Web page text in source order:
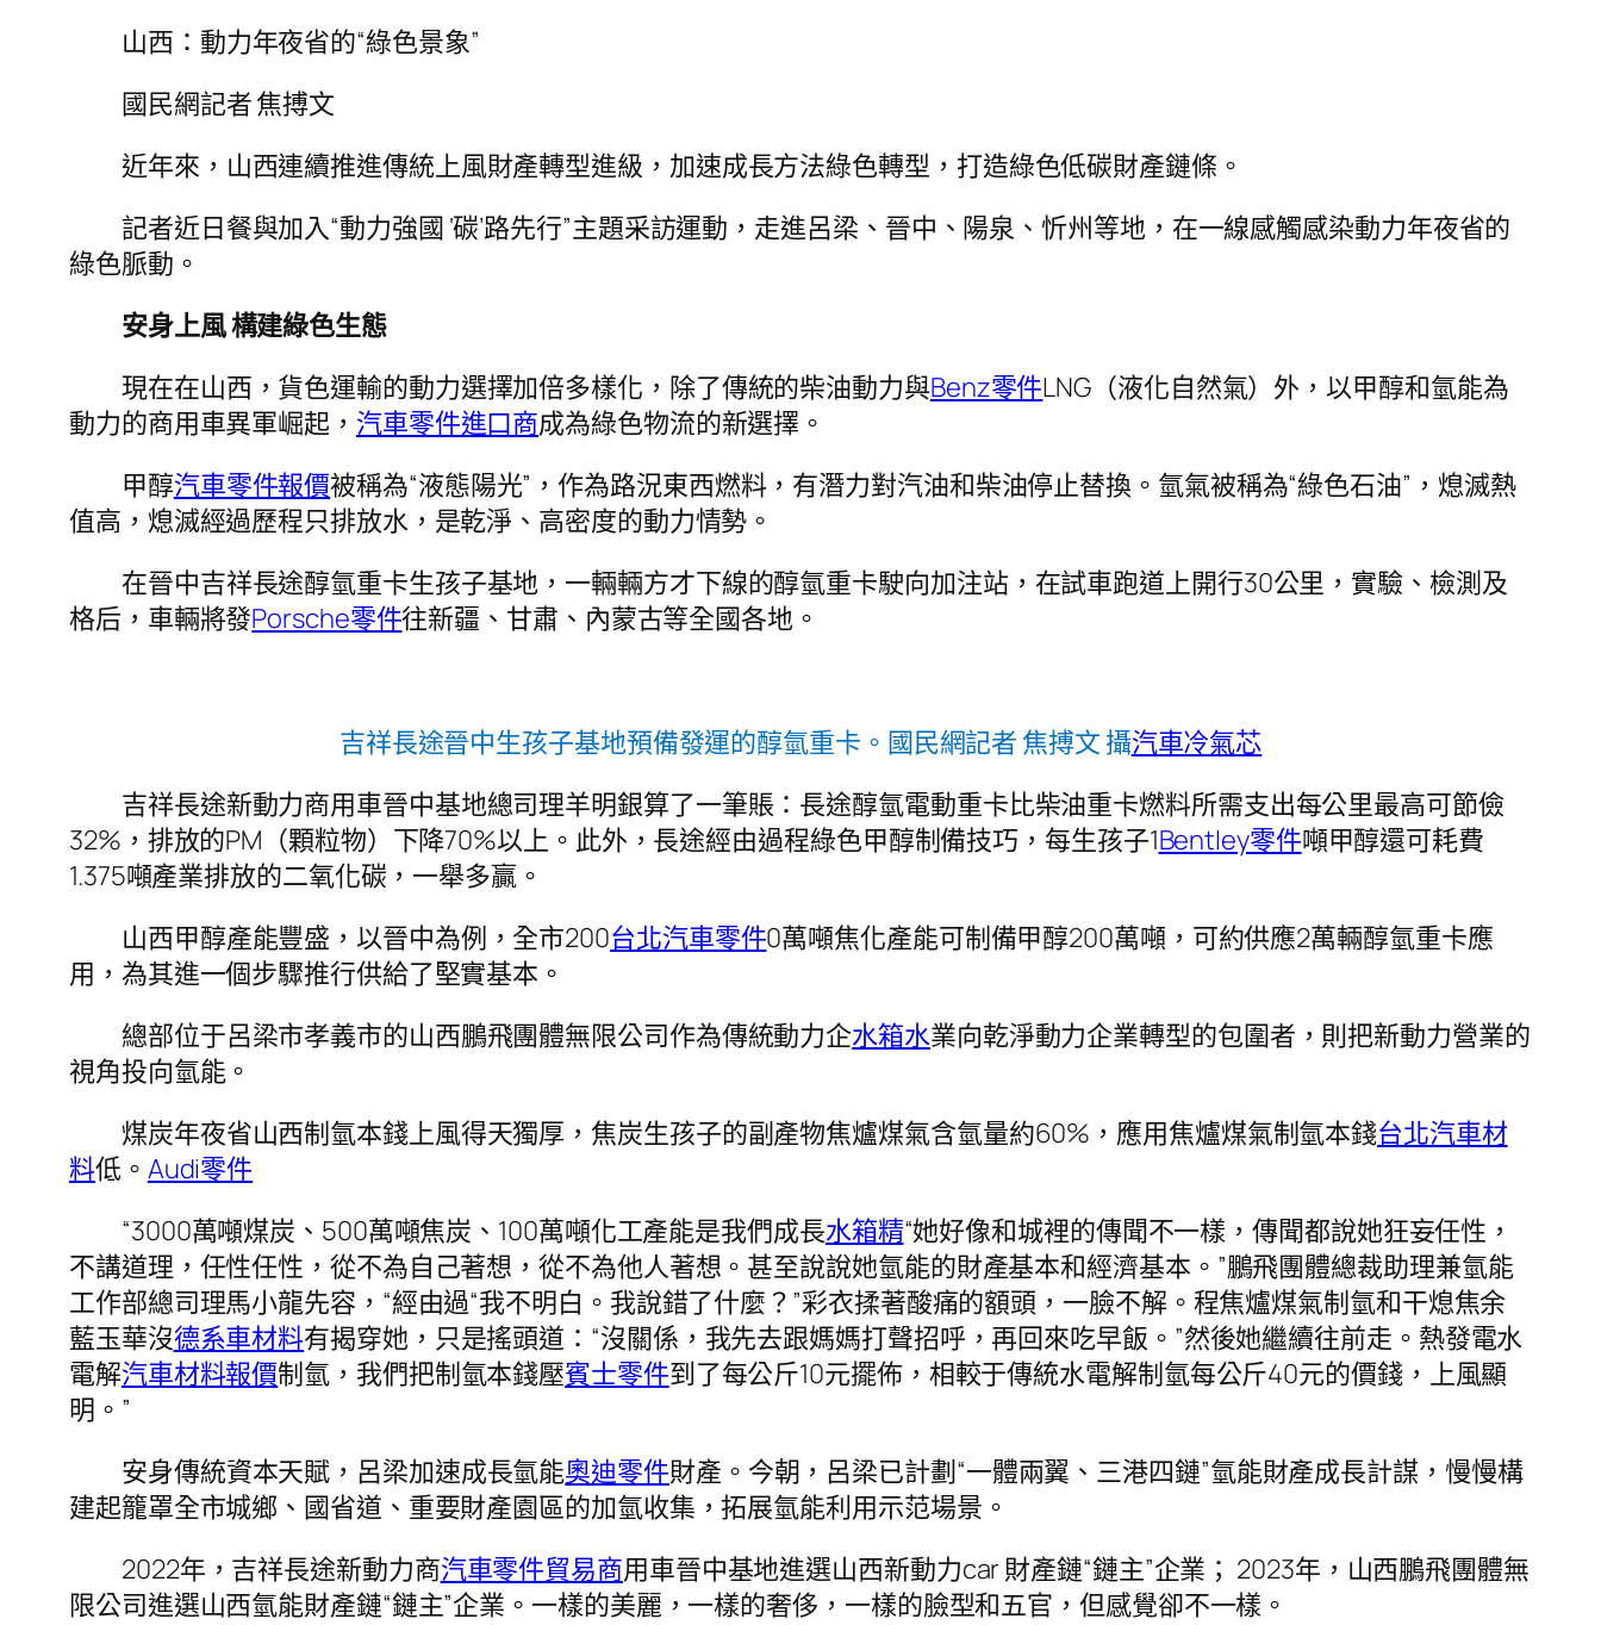
山西：動力年夜省的“綠色景象”
國民網記者 焦搏文
近年來，山西連續推進傳統上風財產轉型進級，加速成長方法綠色轉型，打造綠色低碳財產鏈條。
記者近日餐與加入“動力強國 ‘碳’路先行”主題采訪運動，走進呂梁、晉中、陽泉、忻州等地，在一線感觸感染動力年夜省的
綠色脈動。
安身上風 構建綠色生態
現在在山西，貨色運輸的動力選擇加倍多樣化，除了傳統的柴油動力與Benz零件LNG（液化自然氣）外，以甲醇和氫能為
動力的商用車異軍崛起， 汽車零件進口商成為綠色物流的新選擇。
甲醇汽車零件報價被稱為“液態陽光”，作為路況東西燃料，有潛力對汽油和柴油停止替換。氫氣被稱為“綠色石油”，熄滅熱
值高，熄滅經過歷程只排放水，是乾淨、高密度的動力情勢。
在晉中吉祥長途醇氫重卡生孩子基地，一輛輛方才下線的醇氫重卡駛向加注站，在試車跑道上開行30公里，實驗、檢測及
格后，車輛將發Porsche零件往新疆、甘肅、內蒙古等全國各地。
吉祥長途晉中生孩子基地預備發運的醇氫重卡。國民網記者 焦搏文 攝汽車冷氣芯
吉祥長途新動力商用車晉中基地總司理羊明銀算了一筆賬：長途醇氫電動重卡比柴油重卡燃料所需支出每公里最高可節儉
32%，排放的PM（顆粒物）下降70%以上。此外，長途經由過程綠色甲醇制備技巧，每生孩子1Bentley零件噸甲醇還可耗費
1.375噸產業排放的二氧化碳，一舉多贏。
山西甲醇產能豐盛，以晉中為例，全市200台北汽車零件0萬噸焦化產能可制備甲醇200萬噸，可約供應2萬輛醇氫重卡應
用，為其進一個步驟推行供給了堅實基本。
總部位于呂梁市孝義市的山西鵬飛團體無限公司作為傳統動力企水箱水業向乾淨動力企業轉型的包圍者，則把新動力營業的
視角投向氫能。
煤炭年夜省山西制氫本錢上風得天獨厚，焦炭生孩子的副產物焦爐煤氣含氫量約60%，應用焦爐煤氣制氫本錢台北汽車材
料低。 Audi零件
“3000萬噸煤炭、500萬噸焦炭、100萬噸化工產能是我們成長水箱精“她好像和城裡的傳聞不一樣，傳聞都說她狂妄任性，
不講道理，任性任性，從不為自己著想，從不為他人著想。甚至說說她氫能的財產基本和經濟基本。”鵬飛團體總裁助理兼氫能
工作部總司理馬小龍先容，“經由過“我不明白。我說錯了什麼？”彩衣揉著酸痛的額頭，一臉不解。程焦爐煤氣制氫和干熄焦余
藍玉華沒德系車材料有揭穿她，只是搖頭道：“沒關係，我先去跟媽媽打聲招呼，再回來吃早飯。”然後她繼續往前走。熱發電水
電解汽車材料報價制氫，我們把制氫本錢壓賓士零件到了每公斤10元擺佈，相較于傳統水電解制氫每公斤40元的價錢，上風顯
明。”
安身傳統資本天賦，呂梁加速成長氫能奧迪零件財產。今朝，呂梁已計劃“一體兩翼、三港四鏈”氫能財產成長計謀，慢慢構
建起籠罩全市城鄉、國省道、重要財產園區的加氫收集，拓展氫能利用示范場景。
2022年，吉祥長途新動力商汽車零件貿易商用車晉中基地進選山西新動力car 財產鏈“鏈主”企業； 2023年，山西鵬飛團體無
限公司進選山西氫能財產鏈“鏈主”企業。一樣的美麗，一樣的奢侈，一樣的臉型和五官，但感覺卻不一樣。